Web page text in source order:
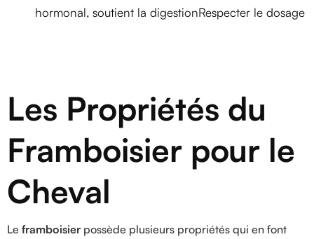
hormonal, soutient la digestionRespecter le dosage
Les Propriétés du
Framboisier pour le
Cheval
Le framboisier possède plusieurs propriétés qui en font